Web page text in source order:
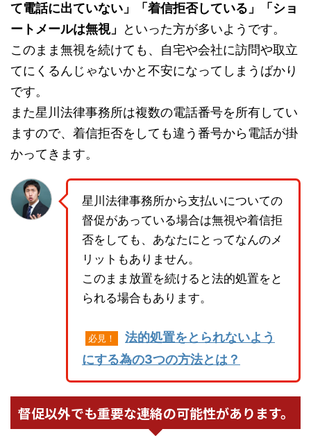
て電話に出ていない」「着信拒否している」「ショ
ートメールは無視」
といった方が多いようです。
このまま無視を続けても、自宅や会社に訪問や取立
てにくるんじゃないかと不安になってしまうばかり
です。
また星川法律事務所は複数の電話番号を所有してい
ますので、着信拒否をしても違う番号から電話が掛
かってきます。
星川法律事務所から支払いについての
督促があっている場合は無視や着信拒
否をしても、あなたにとってなんのメ
リットもありません。
このまま放置を続けると法的処置をと
られる場合もあります。
必見！
法的処置をとられないよう
にする為の3つの方法とは？
督促以外でも重要な連絡の可能性があります。